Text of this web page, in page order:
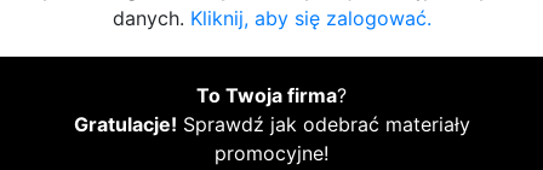
danych. Kliknij, aby się zalogować.
To Twoja firma?
Gratulacje! Sprawdź jak odebrać materiały
promocyjne!